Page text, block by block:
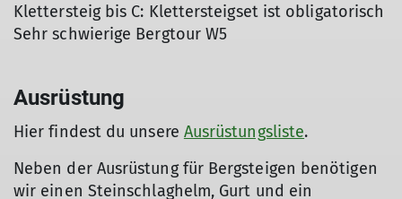
Klettersteig bis C: Klettersteigset ist obligatorisch
Sehr schwierige Bergtour W5
Ausrüstung
Hier findest du unsere Ausrüstungsliste.
Neben der Ausrüstung für Bergsteigen benötigen
wir einen Steinschlaghelm, Gurt und ein